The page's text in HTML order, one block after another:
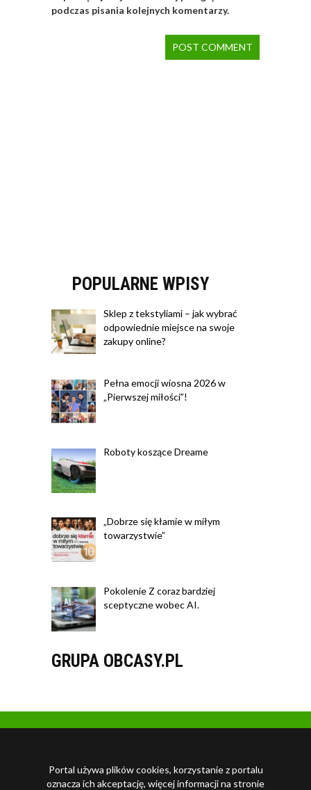
podczas pisania kolejnych komentarzy.
POPULARNE WPISY
Sklep z tekstyliami – jak wybrać
odpowiednie miejsce na swoje
zakupy online?
Pełna emocji wiosna 2026 w
„Pierwszej miłości”!
Roboty koszące Dreame
„Dobrze się kłamie w miłym
towarzystwie”
Pokolenie Z coraz bardziej
sceptyczne wobec AI.
GRUPA OBCASY.PL
Portal używa plików cookies, korzystanie z portalu
oznacza ich akceptację, więcej informacji na stronie